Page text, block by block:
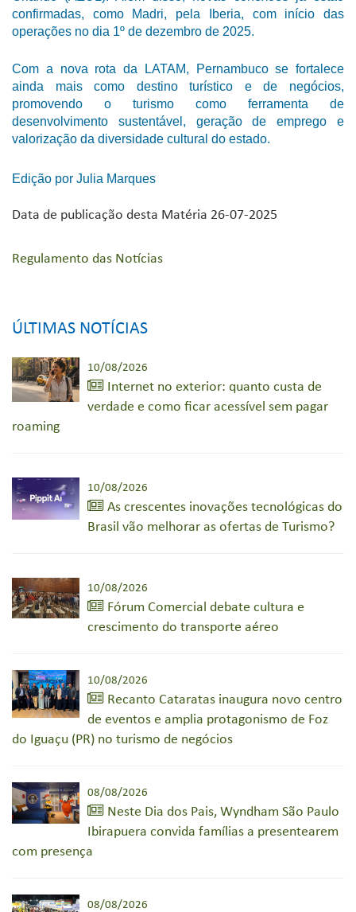
confirmadas, como Madri, pela Iberia, com início das
operações no dia 1º de dezembro de 2025.
Com a nova rota da LATAM, Pernambuco se fortalece
ainda mais como destino turístico e de negócios,
promovendo o turismo como ferramenta de
desenvolvimento sustentável, geração de emprego e
valorização da diversidade cultural do estado.
Edição por Julia Marques
Data de publicação desta Matéria 26-07-2025
Regulamento das Notícias
ÚLTIMAS NOTÍCIAS
10/08/2026
Internet no exterior: quanto custa de
verdade e como ficar acessível sem pagar
roaming
10/08/2026
As crescentes inovações tecnológicas do
Brasil vão melhorar as ofertas de Turismo?
10/08/2026
Fórum Comercial debate cultura e
crescimento do transporte aéreo
10/08/2026
Recanto Cataratas inaugura novo centro
de eventos e amplia protagonismo de Foz
do Iguaçu (PR) no turismo de negócios
08/08/2026
Neste Dia dos Pais, Wyndham São Paulo
Ibirapuera convida famílias a presentearem
com presença
08/08/2026